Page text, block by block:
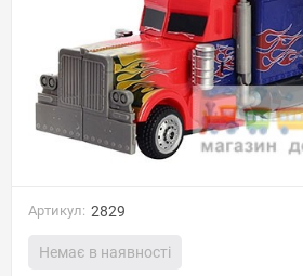
Артикул: 2829
Немає в наявності